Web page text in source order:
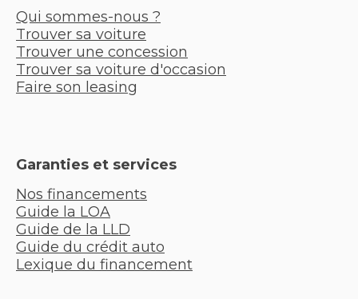
Qui sommes-nous ?
Trouver sa voiture
Trouver une concession
Trouver sa voiture d'occasion
Faire son leasing
Garanties et services
Nos financements
Guide la LOA
Guide de la LLD
Guide du crédit auto
Lexique du financement